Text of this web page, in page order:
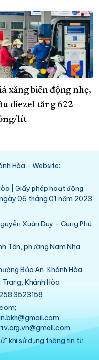
xăng biến động nhẹ,
diezel tăng 622
lít
Hòa - Website:
| Giấy phép hoạt động
06 tháng 01 năm 2023
Xuân Duy - Cung Phú
Tân, phường Nam Nha
Bảo An, Khánh Hòa
Khánh Hòa
khi sử dụng thông tin từ